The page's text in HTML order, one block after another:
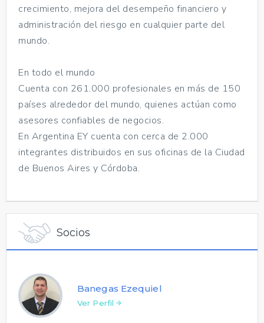
crecimiento, mejora del desempeño financiero y
administración del riesgo en cualquier parte del
mundo.
En todo el mundo
Cuenta con 261.000 profesionales en más de 150
países alrededor del mundo, quienes actúan como
asesores confiables de negocios.
En Argentina EY cuenta con cerca de 2.000
integrantes distribuidos en sus oficinas de la Ciudad
de Buenos Aires y Córdoba.
Socios
Banegas Ezequiel
Ver Perfil